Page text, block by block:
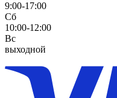
9:00-17:00
Сб
10:00-12:00
Вс
выходной